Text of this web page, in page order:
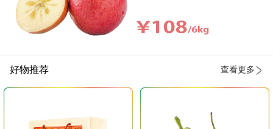
好物推荐 查看更多